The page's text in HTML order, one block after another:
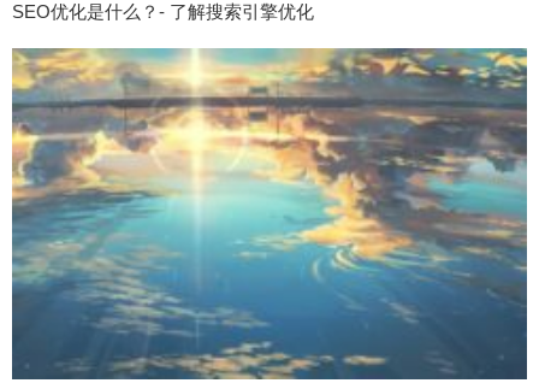
SEO优化是什么？- 了解搜索引擎优化